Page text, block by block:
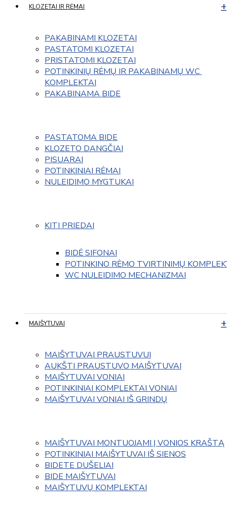
KLOZETAI IR RĖMAI
PAKABINAMI KLOZETAI
PASTATOMI KLOZETAI
PRISTATOMI KLOZETAI
POTINKINIŲ RĖMŲ IR PAKABINAMŲ WC
KOMPLEKTAI
PAKABINAMA BIDE
PASTATOMA BIDE
KLOZETO DANGČIAI
PISUARAI
POTINKINIAI RĖMAI
NULEIDIMO MYGTUKAI
KITI PRIEDAI
BIDĖ SIFONAI
POTINKINO RĖMO TVIRTINIMŲ
WC NULEIDIMO MECHANIZMAI
MAIŠYTUVAI
MAIŠYTUVAI PRAUSTUVUI
AUKŠTI PRAUSTUVO MAIŠYTUVAI
MAIŠYTUVAI VONIAI
POTINKINIAI KOMPLEKTAI VONIAI
MAIŠYTUVAI VONIAI IŠ GRINDŲ
MAIŠYTUVAI MONTUOJAMI Į VONIOS KRAŠTĄ
POTINKINIAI MAIŠYTUVAI IŠ SIENOS
BIDETE DUŠELIAI
BIDE MAIŠYTUVAI
MAIŠYTUVŲ KOMPLEKTAI